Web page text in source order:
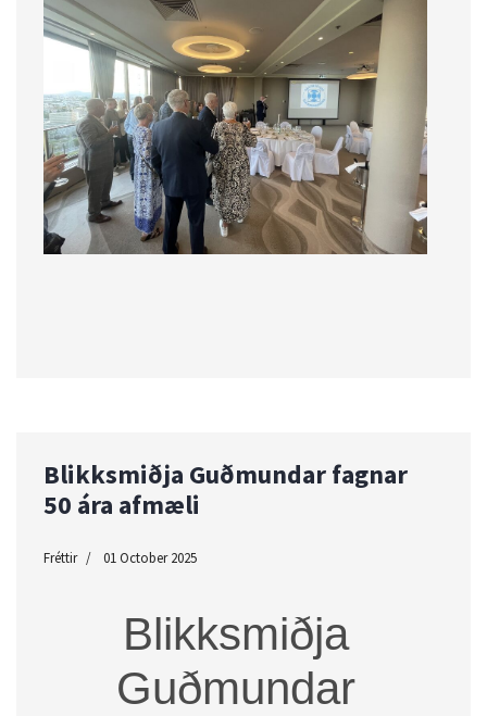
Blikksmiðja Guðmundar fagnar
50 ára afmæli
Fréttir 01 October 2025
Blikksmiðja
Guðmundar